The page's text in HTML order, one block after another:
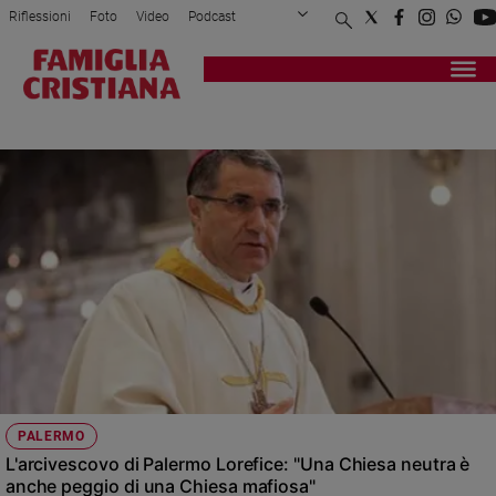
Attualità
Legalità
giustizia
Papa
Papa
Riflessioni Foto Video Podcast
Privacy Policy Chi siamo
Registrati Redazione
PALERMO
L'arcivescovo di Palermo Lorefice: "Una Chiesa neutra è
anche peggio di una Chiesa mafiosa"